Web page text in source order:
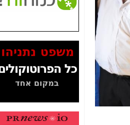
בכלל תמורה עבור
ההטבות הרגולטוריות
Yes (תיק 4000)
מוכיחים "תפירת תיק"
לאיש הלא נכון! -כאן
עובדות ומסמכים
האם ביבי כשר
תקשורת עזר לקב'
בזק? -כאן